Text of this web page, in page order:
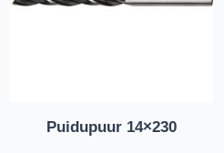
Puidupuur 14×230